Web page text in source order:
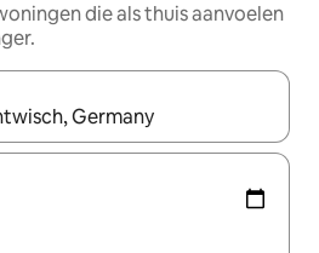
die als thuis aanvoelen
zijn, maak je een keuze